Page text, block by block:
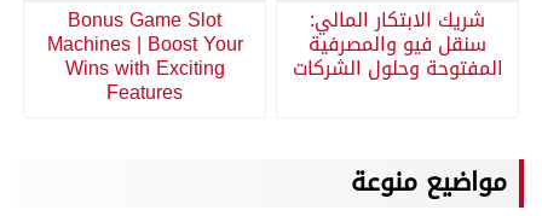
شريك الابتكار المالي:
سنقل فيو والمصرفية
المفتوحة وحلول الشركات
Bonus Game Slot
Machines | Boost Your
Wins with Exciting
Features
مواضيع منوعة